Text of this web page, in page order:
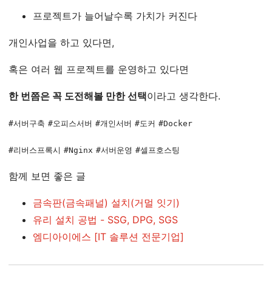
프로젝트가 늘어날수록 가치가 커진다
개인사업을 하고 있다면,
혹은 여러 웹 프로젝트를 운영하고 있다면
한 번쯤은 꼭 도전해볼 만한 선택이라고 생각한다.
#서버구축 #오피스서버 #개인서버 #도커 #Docker
#리버스프록시 #Nginx #서버운영 #셀프호스팅
함께 보면 좋은 글
금속판(금속패널) 설치(거멀 잇기)
유리 설치 공법 - SSG, DPG, SGS
엠디아이에스 [IT 솔루션 전문기업]